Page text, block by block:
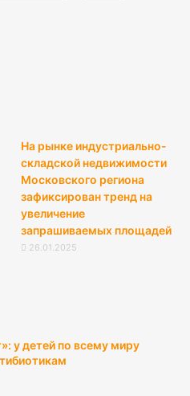
На рынке индустриально-
складской недвижимости
Московского региона
зафиксирован тренд на
увеличение
запрашиваемых площадей
26.01.2025
у детей по всему миру